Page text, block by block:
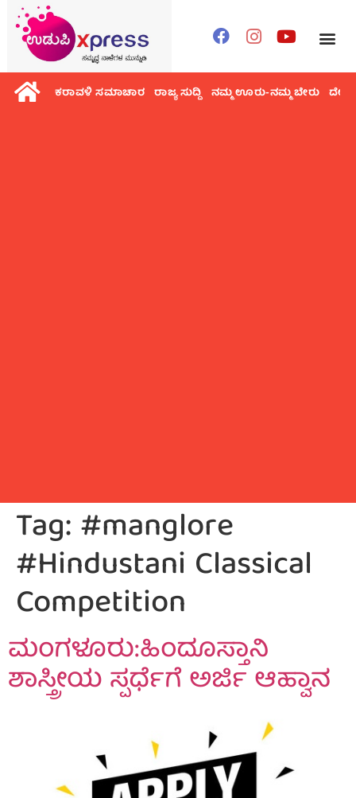
ಕರಾವಳಿ ಸಮಾಚಾರ ರಾಜ್ಯ ಸುದ್ದಿ ನಮ್ಮ ಊರು-ನಮ್ಮ ಬೇರು ದೇಶ
Tag:#manglore
#Hindustani Classical
Competition
ಮಂಗಳೂರು:ಹಿಂದೂಸ್ತಾನಿ
ಶಾಸ್ತ್ರೀಯ ಸ್ಪರ್ಧೆಗೆ ಅರ್ಜಿ ಆಹ್ವಾನ